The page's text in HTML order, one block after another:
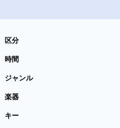
区分
時間
ジャンル
楽器
キー